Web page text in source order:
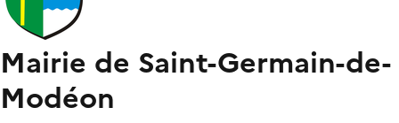
Mairie de Saint-Germain-de-
Modéon